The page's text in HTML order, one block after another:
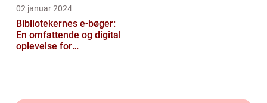
02 januar 2024
Bibliotekernes e-bøger:
En omfattende og digital
oplevelse for